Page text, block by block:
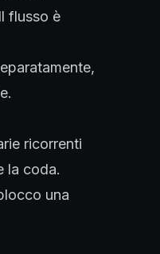
flusso è
ricorrenti
la coda.
una